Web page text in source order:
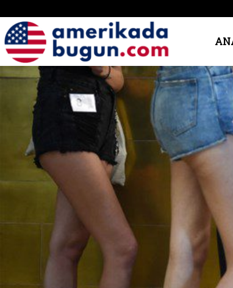
Amerika’da
Bugün